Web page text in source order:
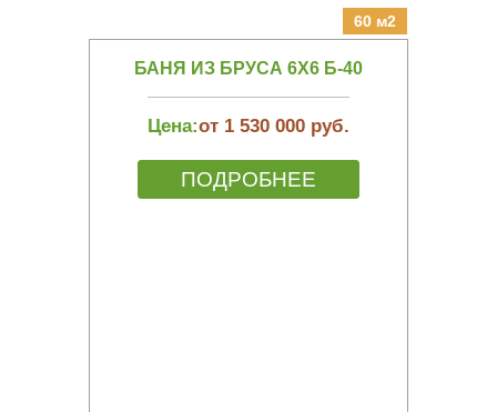
60 м2
БАНЯ ИЗ БРУСА 6Х6 Б-40
Цена:от 1 530 000 руб.
ПОДРОБНЕЕ